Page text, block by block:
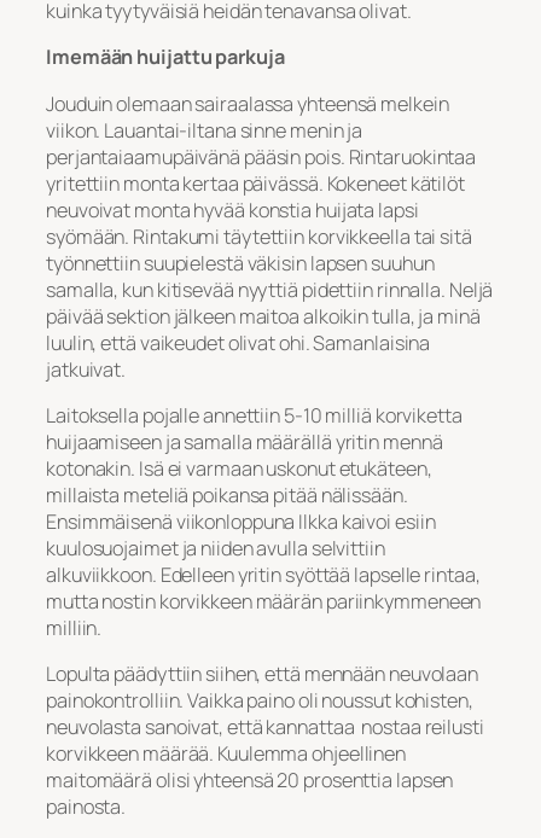
kuinka tyytyväisiä heidän tenavansa olivat.
Imemään huijattu parkuja
Jouduin olemaan sairaalassa yhteensä melkein
viikon. Lauantai-iltana sinne menin ja
perjantaiaamupäivänä pääsin pois. Rintaruokintaa
yritettiin monta kertaa päivässä. Kokeneet kätilöt
neuvoivat monta hyvää konstia huijata lapsi
syömään. Rintakumi täytettiin korvikkeella tai sitä
työnnettiin suupielestä väkisin lapsen suuhun
samalla, kun kitisevää nyyttiä pidettiin rinnalla. Neljä
päivää sektion jälkeen maitoa alkoikin tulla, ja minä
luulin, että vaikeudet olivat ohi. Samanlaisina
jatkuivat.
Laitoksella pojalle annettiin 5-10 milliä korviketta
huijaamiseen ja samalla määrällä yritin mennä
kotonakin. Isä ei varmaan uskonut etukäteen,
millaista meteliä poikansa pitää nälissään.
Ensimmäisenä viikonloppuna Ilkka kaivoi esiin
kuulosuojaimet ja niiden avulla selvittiin
alkuviikkoon. Edelleen yritin syöttää lapselle rintaa,
mutta nostin korvikkeen määrän pariinkymmeneen
milliin.
Lopulta päädyttiin siihen, että mennään neuvolaan
painokontrolliin. Vaikka paino oli noussut kohisten,
neuvolasta sanoivat, että kannattaa nostaa reilusti
korvikkeen määrää. Kuulemma ohjeellinen
maitomäärä olisi yhteensä 20 prosenttia lapsen
painosta.